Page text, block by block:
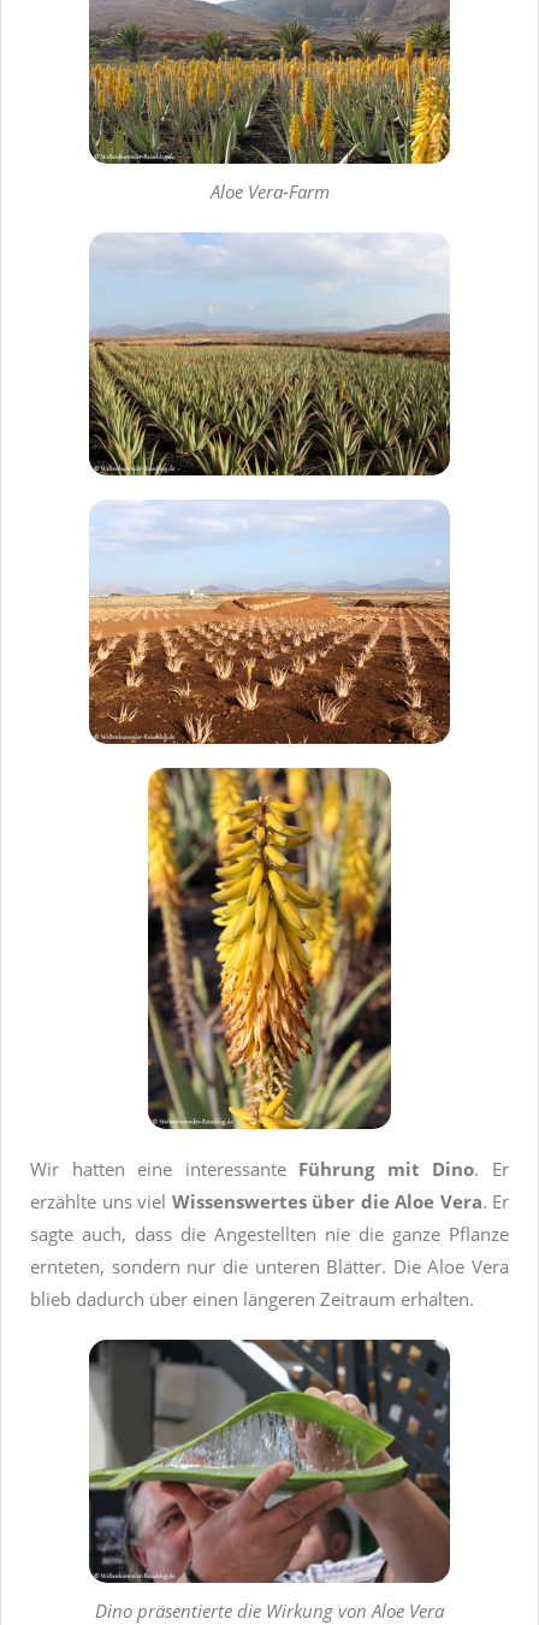
Aloe Vera-Farm
Wir hatten eine interessante Führung mit Dino. Er
erzählte uns viel Wissenswertes über die Aloe Vera. Er
sagte auch, dass die Angestellten nie die ganze Pflanze
ernteten, sondern nur die unteren Blätter. Die Aloe Vera
blieb dadurch über einen längeren Zeitraum erhalten.
Dino präsentierte die Wirkung von Aloe Vera